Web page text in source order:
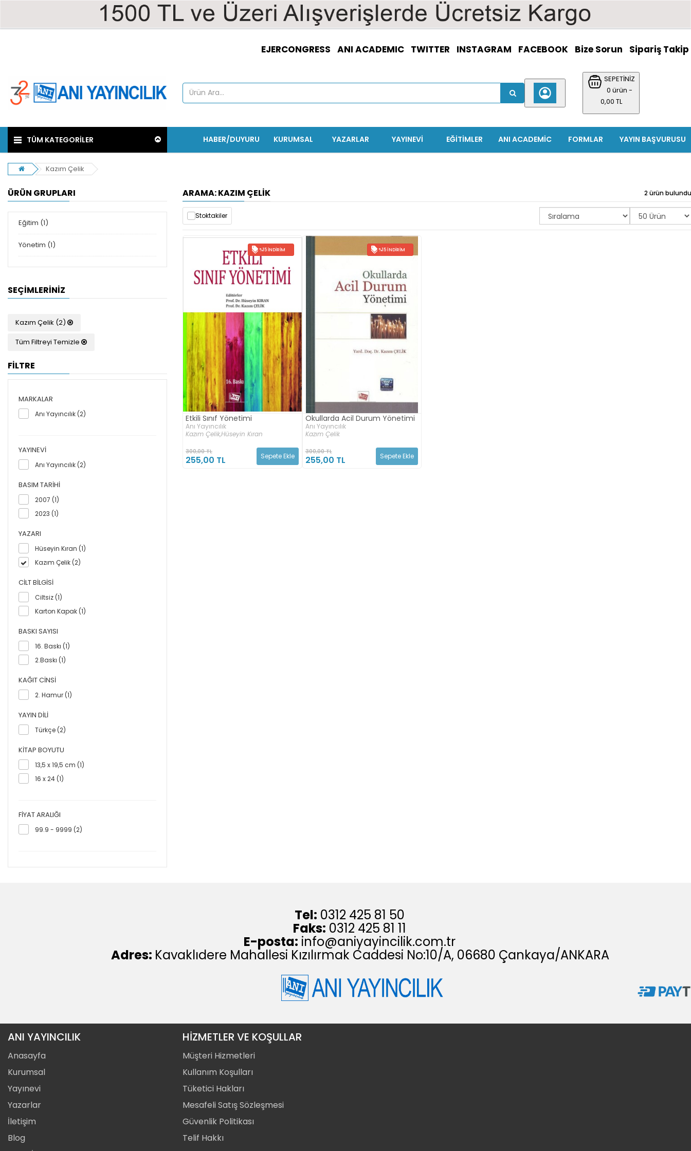
EJERCONGRESS ANI ACADEMIC TWITTER INSTAGRAM FACEBOOK Bize Sorun Sipariş Takip
SEPETİNİZ
0 ürün -
0,00 TL
TÜM KATEGORİLER YAYIN BAŞVURUSU
FORMLAR
ANI ACADEMIC
EĞITIMLER
YAYINEVİ
YAZARLAR
KURUMSAL
HABER/DUYURU
Kazım Çelik
ÜRÜN GRUPLARI
Eğitim (1)
Yönetim (1)
SEÇIMLERINIZ
Kazım Çelik (2)
Tüm Filtreyi Temizle
FİLTRE
MARKALAR
Anı Yayıncılık (2)
YAYINEVI
Anı Yayıncılık (2)
BASIM TARIHI
2007 (1)
2023 (1)
YAZARI
Hüseyin Kıran (1)
Kazım Çelik (2)
CILT BILGISI
Ciltsiz (1)
Karton Kapak (1)
BASKI SAYISI
16. Baskı (1)
2.Baskı (1)
KAĞIT CINSI
2. Hamur (1)
YAYIN DILI
Türkçe (2)
KITAP BOYUTU
13,5 x 19,5 cm (1)
16 x 24 (1)
FIYAT ARALIĞI
99.9 - 9999 (2)
ARAMA: KAZIM ÇELIK 2 ürün bulundu
Stoktakiler
%15 İNDIRIM
Etkili Sınıf Yönetimi
Anı Yayıncılık
Kazım Çelik,Hüseyin Kıran
300,00 TL
255,00 TL Sepete Ekle
%15 İNDIRIM
Okullarda Acil Durum Yönetimi
Anı Yayıncılık
Kazım Çelik
300,00 TL
255,00 TL Sepete Ekle
Tel: 0312 425 81 50
Faks: 0312 425 81 11
E-posta: info@aniyayincilik.com.tr
Adres: Kavaklıdere Mahallesi Kızılırmak Caddesi No:10/A, 06680 Çankaya/ANKARA
ANI YAYINCILIK
Anasayfa
Kurumsal
Yayınevi
Yazarlar
İletişim
Blog
HİZMETLER VE KOŞULLAR
Müşteri Hizmetleri
Kullanım Koşulları
Tüketici Hakları
Mesafeli Satış Sözleşmesi
Güvenlik Politikası
Telif Hakkı